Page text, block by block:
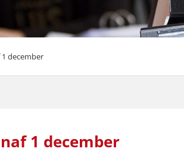
december
1 december